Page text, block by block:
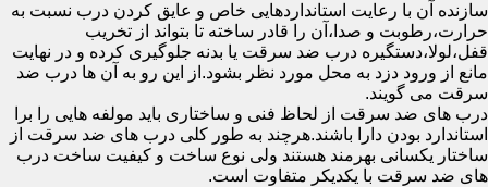
سازنده آن با رعایت استانداردهایی خاص و عایق کردن درب نسبت به
حرارت،رطوبت و صدا،آن را قادر ساخته تا بتواند از تخریب
قفل،لولا،دستگیره درب ضد سرقت یا بدنه جلوگیری کرده و در نهایت
مانع از ورود دزد به محل مورد نظر بشود.از این رو به آن ها درب ضد
سرقت می گویند.
درب های ضد سرقت از لحاظ فنی و ساختاری باید مولفه هایی را برا
استاندارد بودن دارا باشند.هرچند به طور کلی درب های ضد سرقت از
ساختار یکسانی بهرمند هستند ولی نوع ساخت و کیفیت ساخت درب
های ضد سرقت با یکدیکر متفاوت است.